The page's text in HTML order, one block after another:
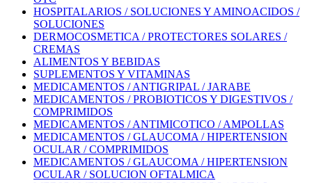
HOSPITALARIOS / SOLUCIONES Y AMINOACIDOS /
SOLUCIONES
DERMOCOSMETICA / PROTECTORES SOLARES /
CREMAS
ALIMENTOS Y BEBIDAS
SUPLEMENTOS Y VITAMINAS
MEDICAMENTOS / ANTIGRIPAL / JARABE
MEDICAMENTOS / PROBIOTICOS Y DIGESTIVOS /
COMPRIMIDOS
MEDICAMENTOS / ANTIMICOTICO / AMPOLLAS
MEDICAMENTOS / GLAUCOMA / HIPERTENSION
OCULAR / COMPRIMIDOS
MEDICAMENTOS / GLAUCOMA / HIPERTENSION
OCULAR / SOLUCION OFTALMICA